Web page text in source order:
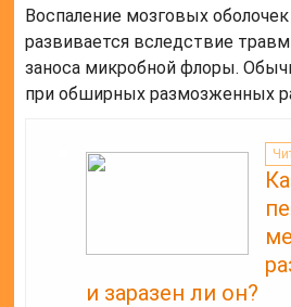
Воспаление мозговых
развивается вследствие
заноса микробной флоры.
при обширных размозженных
и заразен ли он?